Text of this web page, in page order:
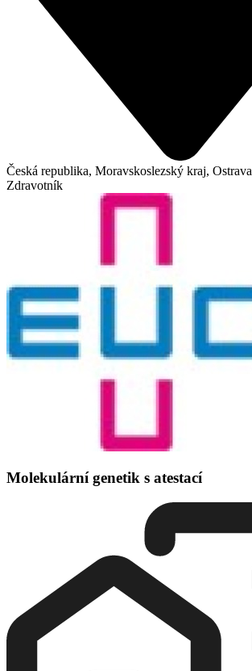
Česká republika, Moravskoslezský kraj, Ostrava
Zdravotník
Molekulární genetik s atestací